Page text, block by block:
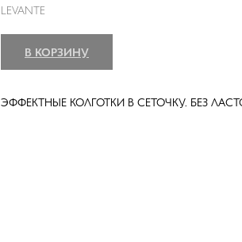
LEVANTE
В КОРЗИНУ
ЭФФЕКТНЫЕ КОЛГОТКИ В СЕТОЧКУ. БЕЗ